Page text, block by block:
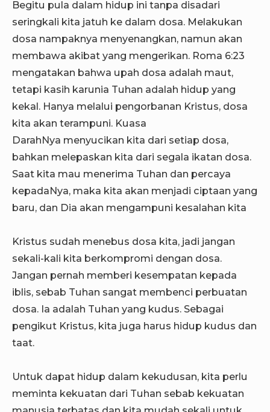
Begitu pula dalam hidup ini tanpa disadari
seringkali kita jatuh ke dalam dosa. Melakukan
dosa nampaknya menyenangkan, namun akan
membawa akibat yang mengerikan. Roma 6:23
mengatakan bahwa upah dosa adalah maut,
tetapi kasih karunia Tuhan adalah hidup yang
kekal. Hanya melalui pengorbanan Kristus, dosa
kita akan terampuni. Kuasa
DarahNya menyucikan kita dari setiap dosa,
bahkan melepaskan kita dari segala ikatan dosa.
Saat kita mau menerima Tuhan dan percaya
kepadaNya, maka kita akan menjadi ciptaan yang
baru, dan Dia akan mengampuni kesalahan kita
Kristus sudah menebus dosa kita, jadi jangan
sekali-kali kita berkompromi dengan dosa.
Jangan pernah memberi kesempatan kepada
iblis, sebab Tuhan sangat membenci perbuatan
dosa. Ia adalah Tuhan yang kudus. Sebagai
pengikut Kristus, kita juga harus hidup kudus dan
taat.
Untuk dapat hidup dalam kekudusan, kita perlu
meminta kekuatan dari Tuhan sebab kekuatan